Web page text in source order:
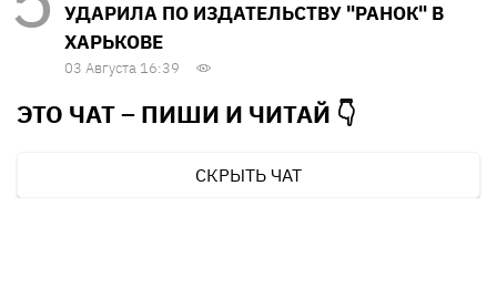
УДАРИЛА ПО ИЗДАТЕЛЬСТВУ "РАНОК" В
ХАРЬКОВЕ
03 Августа 16:39
ЭТО ЧАТ – ПИШИ И ЧИТАЙ 👇
СКРЫТЬ ЧАТ